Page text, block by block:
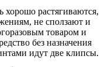
растягиваются,
не сползают и
товаром и
без назначения
идут две клипсы.